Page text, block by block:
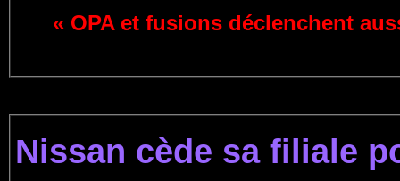
« OPA et fusions déclenchent
Nissan cède sa filiale